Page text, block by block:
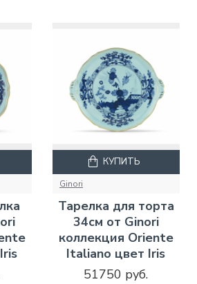
Ginori
Тарелка для торта
34см от Ginori
коллекция Oriente
Italiano цвет Iris
51750 руб.
КУПИТЬ